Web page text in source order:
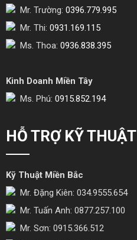
Mr. Trường: 0396.779.995
Mr. Thi: 0931.169.115
Ms. Thoa: 0936.838.395
Kinh Doanh Miền Tây
Ms. Phú: 0915.852.194
HỖ TRỢ KỸ THUẬT
Kỹ Thuật Miền Bắc
Mr. Đặng Kiên: 034.9555.654
Mr. Tuấn Anh: 0877.257.100
Mr. Sơn: 0915.366.512